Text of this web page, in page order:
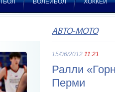
ВОЛЕЙБОЛ ХОККЕЙ
АВТО-МОТО
15/06/2012 11:21
Ралли
Перми